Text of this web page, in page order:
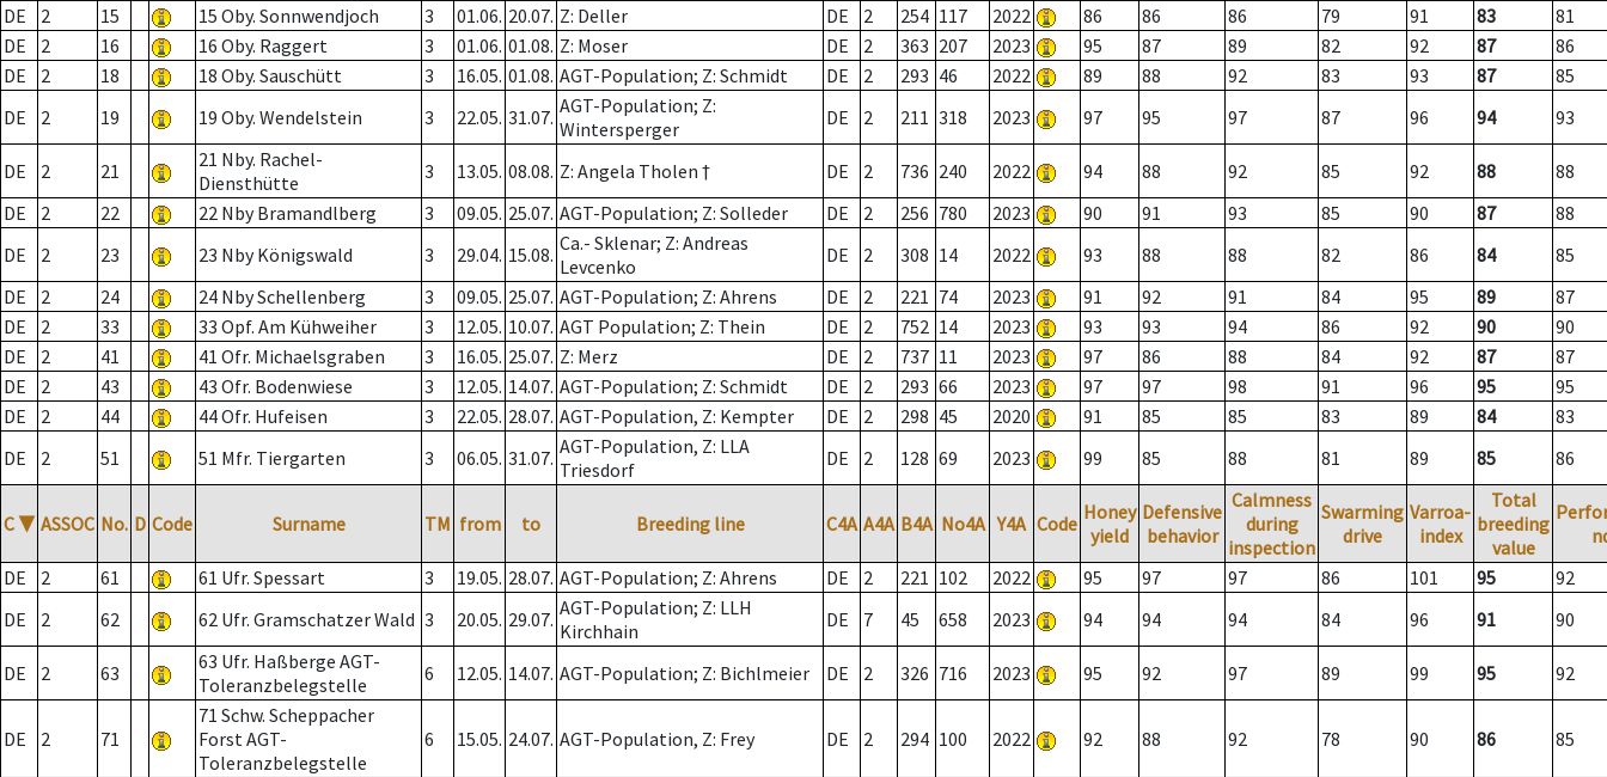
DE
2 15 15 Oby. Sonnwendjoch 3 01.06. 20.07. Z: Deller DE 2 254 117 2022 86 86 86 79 91 83
81
DE
2 16 16 Oby. Raggert 3 01.06. 01.08. Z: Moser DE 2 363 207 2023 95 87 89 82 92 87
86
DE
2 18 18 Oby. Sauschütt 3 16.05. 01.08. AGT-Population; Z: Schmidt DE 2 293 46 2022 89 88 92 83 93 87
85
DE
2 19 19 Oby. Wendelstein 3 22.05. 31.07. AGT-Population; Z:
Wintersperger
DE 2 211 318 2023 97 95 97 87 96 94 93
DE 2 21
21 Nby. Rachel-
Diensthütte
3 13.05. 08.08. Z: Angela Tholen † DE 2 736 240 2022 94 88 92 85 92 88
88
DE
2 22 22 Nby Bramandlberg 3 09.05. 25.07. AGT-Population; Z: Solleder DE 2 256 780 2023 90 91 93 85 90 87
88
DE
2 23 23 Nby Königswald 3 29.04. 15.08. Ca.- Sklenar; Z: Andreas
Levcenko
DE 2 308 14 2022 93 88 88 82 86 84
85
DE
2 24 24 Nby Schellenberg 3 09.05. 25.07. AGT-Population; Z: Ahrens DE 2 221 74 2023 91 92 91 84 95 89
87
DE
2 33 33 Opf. Am Kühweiher 3 12.05. 10.07. AGT Population; Z: Thein DE 2 752 14 2023 93 93 94 86 92 90
90
DE
2 41 41 Ofr. Michaelsgraben 3 16.05. 25.07. Z: Merz DE 2 737 11 2023 97 86 88 84 92 87
87
DE
2 43 43 Ofr. Bodenwiese 3 12.05. 14.07. AGT-Population; Z: Schmidt DE 2 293 66 2023 97 97 98 91 96 95
95
DE
2 44 44 Ofr. Hufeisen 3 22.05. 28.07. AGT-Population, Z: Kempter DE 2 298 45 2020 91 85 85 83 89 84
83
DE
2 51 51 Mfr. Tiergarten 3 06.05. 31.07. AGT-Population, Z: LLA
Triesdorf
DE 2 128 69 2023 99 85 88 81 89 85 86
C ▼ ASSOC No. D Code Surname TM from to Breeding line C4A A4A B4A No4A Y4A Code Honey
yield
Defensive
behavior
Calmness
during
inspection
Swarming
drive
Varroa-
index
Total
breeding
value
DE
2 61 61 Ufr. Spessart 3 19.05. 28.07. AGT-Population; Z: Ahrens DE 2 221 102 2022 95 97 97 86 101 95
92
DE
2 62 62 Ufr. Gramschatzer Wald 3 20.05. 29.07. AGT-Population; Z: LLH
Kirchhain
DE 7 45 658 2023 94 94 94 84 96 91 90
DE 2 63
63 Ufr. Haßberge AGT-
Toleranzbelegstelle
6 12.05. 14.07. AGT-Population; Z: Bichlmeier DE 2 326 716 2023 95 92 97 89 99 95 92
DE 2 71
71 Schw. Scheppacher
Forst AGT-
Toleranzbelegstelle
6 15.05. 24.07. AGT-Population, Z: Frey DE 2 294 100 2022 92 88 92 78 90 86 85